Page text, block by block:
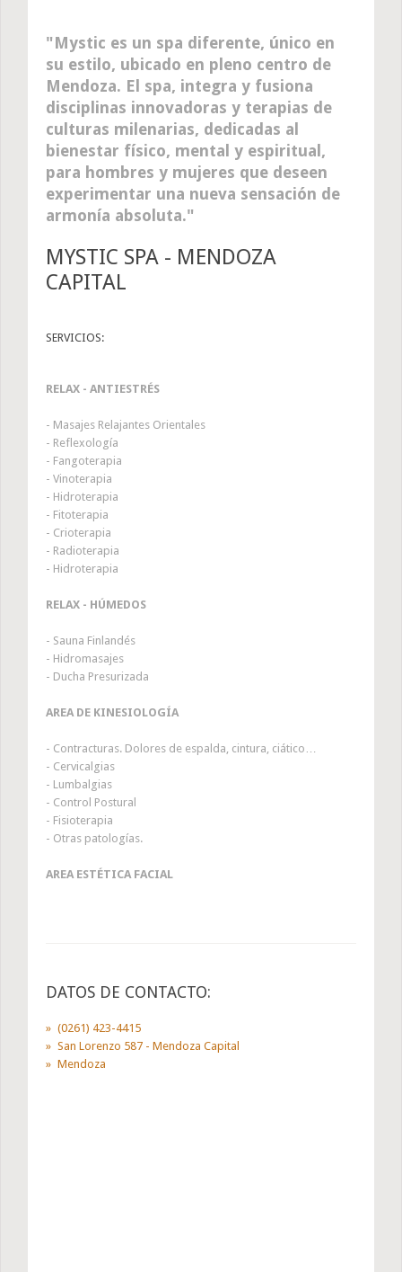
Mystic es un spa diferente, único en
su estilo, ubicado en pleno centro de
Mendoza. El spa, integra y fusiona
disciplinas innovadoras y terapias de
culturas milenarias, dedicadas al
bienestar físico, mental y espiritual,
para hombres y mujeres que deseen
experimentar una nueva sensación de
armonía absoluta.
MYSTIC SPA - MENDOZA
CAPITAL
SERVICIOS:
RELAX - ANTIESTRÉS
- Masajes Relajantes Orientales
- Reflexología
- Fangoterapia
- Vinoterapia
- Hidroterapia
- Fitoterapia
- Crioterapia
- Radioterapia
- Hidroterapia
RELAX - HÚMEDOS
- Sauna Finlandés
- Hidromasajes
- Ducha Presurizada
AREA DE KINESIOLOGÍA
- Contracturas. Dolores de espalda, cintura, ciático…
- Cervicalgias
- Lumbalgias
- Control Postural
- Fisioterapia
- Otras patologías.
AREA ESTÉTICA FACIAL
DATOS DE CONTACTO:
(0261) 423-4415
San Lorenzo 587 - Mendoza Capital
Mendoza